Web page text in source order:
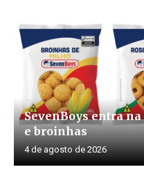
SevenBoys entra
e broinhas
4 de agosto de 2026